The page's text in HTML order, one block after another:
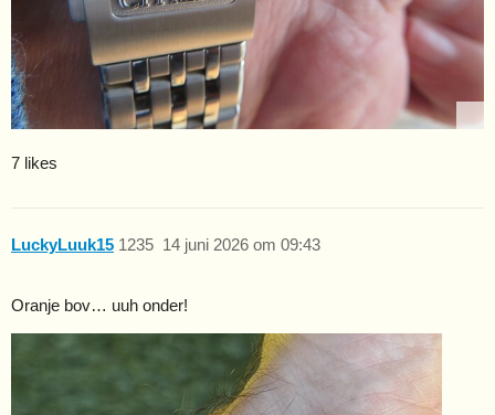
7 likes
LuckyLuuk15 14 juni 2026 om 09:43
1235
Oranje bov… uuh onder!